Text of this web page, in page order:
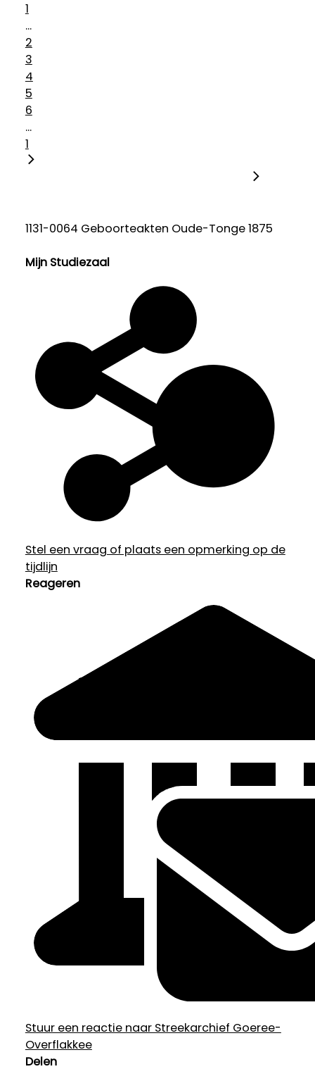
1
...
2
3
4
5
6
...
1
1131-0064 Geboorteakten Oude-Tonge 1875
Mijn Studiezaal
Stel een vraag of plaats een opmerking op de
tijdlijn
Reageren
Stuur een reactie naar Streekarchief Goeree-
Overflakkee
Delen